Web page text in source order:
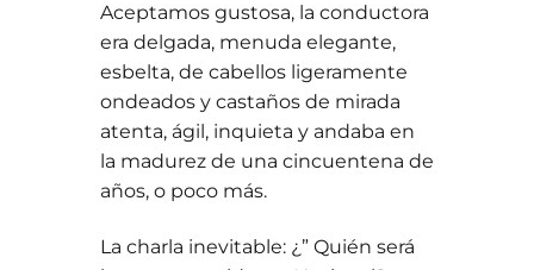
Aceptamos gustosa, la conductora
era delgada, menuda elegante,
esbelta, de cabellos ligeramente
ondeados y castaños de mirada
atenta, ágil, inquieta y andaba en
la madurez de una cincuentena de
años, o poco más.
La charla inevitable: ¿” Quién será